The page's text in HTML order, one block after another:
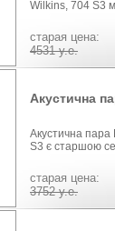
Wilkins, 704 S3
cтарая цена:
4531 у.е.
Акустична
Акустична пара
S3 є старшою
cтарая цена:
3752 у.е.